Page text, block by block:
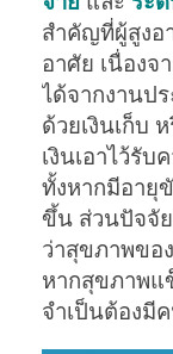
สำคัญที่ผู้สูงอ
อาศัย เนื่องจ
ได้จากงานป
ด้วยเงินเก็บ
เงินเอาไว้รั
ทั้งหากมีอายุ
ขึ้น ส่วนปัจจั
ว่าสุขภาพขอ
หากสุขภาพแ
จำเป็นต้องมี